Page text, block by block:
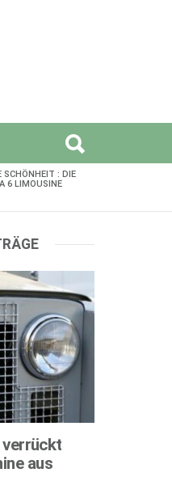
SCHÖNHEIT : DIE
6 LIMOUSINE
verrückt
aus